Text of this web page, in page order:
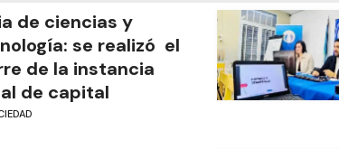
de ciencias y
se realizó el
de la instancia
de capital